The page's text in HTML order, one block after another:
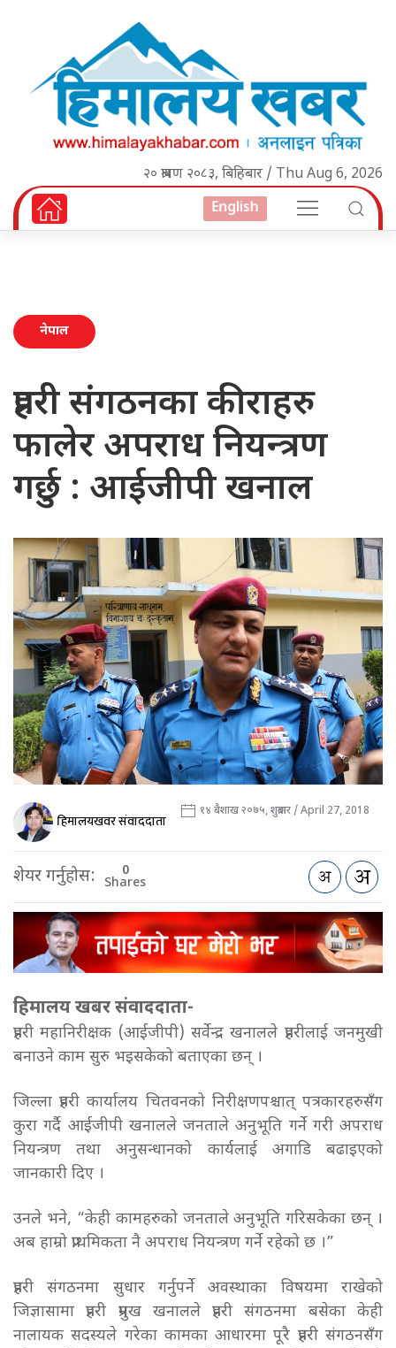
२० श्रावण २०८३, बिहिबार / Thu Aug 6, 2026
English
नेपाल
प्रहरी संगठनका कीराहरु
फालेर अपराध नियन्त्रण
गर्छु : आईजीपी खनाल
हिमालयखवर संवाददाता १४ बैशाख २०७५, शुक्रबार / April 27, 2018
शेयर गर्नुहोस: 0
Shares
हिमालय खबर संवाददाता-
प्रहरी महानिरीक्षक (आईजीपी) सर्वेन्द्र खनालले प्रहरीलाई जनमुखी
बनाउने काम सुरु भइसकेको बताएका छन् ।
जिल्ला प्रहरी कार्यालय चितवनको निरीक्षणपश्चात् पत्रकारहरुसँग
कुरा गर्दै आईजीपी खनालले जनताले अनुभूति गर्ने गरी अपराध
नियन्त्रण तथा अनुसन्धानको कार्यलाई अगाडि बढाइएको
जानकारी दिए ।
उनले भने, “केही कामहरुको जनताले अनुभूति गरिसकेका छन् ।
अब हाम्रो प्राथमिकता नै अपराध नियन्त्रण गर्ने रहेको छ ।”
प्रहरी संगठनमा सुधार गर्नुपर्ने अवस्थाका विषयमा राखेको
जिज्ञासामा प्रहरी प्रमुख खनालले प्रहरी संगठनमा बसेका केही
नालायक सदस्यले गरेका कामका आधारमा पूरै प्रहरी संगठनसँग